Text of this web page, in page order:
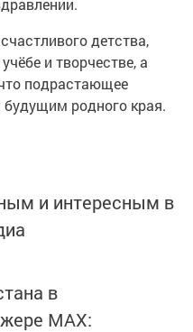
детства,
и творчестве, а
подрастающее
родного края.
и интересным в
в
MАХ: